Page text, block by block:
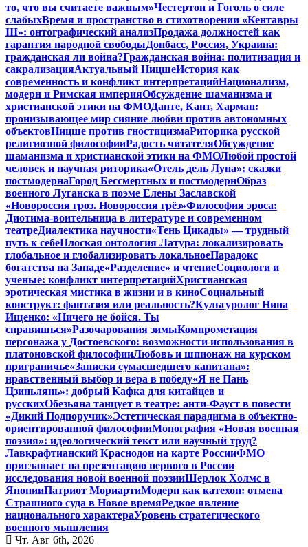
то, что вы считаете важным»Честертон и Гоголь о силе
слабыхВремя и пространство в стихотворении «Кентавры
III»: онтографический анализПродажа должностей как
гарантия народной свободыДонбасс, Россия, Украина:
гражданская ли война?Гражданская война: политизация и
сакрализацияАктуальный НицшеИстория как
современность и конфликт интерпретацийНационализм,
модерн и Римская империяОбсуждение шаманизма и
христианской этики на ФМОДанте, Кант, Харман:
пронизывающее мир сияние любви против автономных
объектовНицше против гностицизмаРиторика русской
религиозной философииРадость читателяОбсуждение
шаманизма и христианской этики на ФМОЛюбой простой
человек и научная риторика«Отель дель Луна»: сказки
постмодернаГород Бессмертных и постмодернОбраз
военного Луганска в поэме Елены Заславской
«Новороссия гроз. Новороссия грёз»Философия эроса:
Диотима-воительница в литературе и современном
театреДиалектика научности«Тень Цикады» — трудный
путь к себеПлоская онтология Латура: локализировать
глобальное и глобализировать локальноеПарадокс
богатства на Западе«Разделение» и чтениеСоциологи и
ученые: конфликт интерпретацийХристианская
эротическая мистика в жизни и в киноСоциальный
конструкт: фантазия или реальность?Культуролог Нина
Ищенко: «Ничего не бойся. Ты
справишься»Разочарования зимыКомпрометация
персонажа у Достоевского: возможности использования в
платоновской философииЛюбовь и шпионаж на курском
приграничье«Записки сумасшедшего капитана»:
нравственный выбор и вера в победу«Я не Пань
Цзиньлянь»: добрый Кафка для китайцев и
русскихОбезьяна танцует в театре: анти-Фауст в повести
«Дикий Подпоручик»Эстетическая парадигма в объектно-
ориентированной философииМонография «Новая военная
поэзия»: идеологический текст или научный труд?
Лавкрафтианский Краснодон на карте РоссииФМО
приглашает на презентацию первого в России
исследования новой военной поэзииШерлок Холмс в
ЯпонииПатриот МориартиМодерн как катехон: отмена
Страшного суда в Новое времяРедкое явление
национального характераУровень стратегического
военного мышления
Чт. Авг 6th, 2026